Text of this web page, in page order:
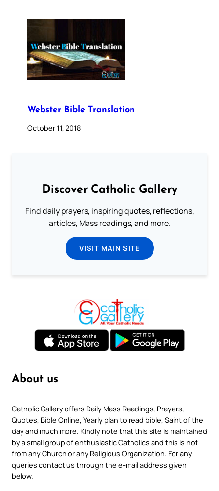
Webster Bible Translation
October 11, 2018
Discover Catholic Gallery
Find daily prayers, inspiring quotes, reflections,
articles, Mass readings, and more.
VISIT MAIN SITE
About us
Catholic Gallery offers Daily Mass Readings, Prayers,
Quotes, Bible Online, Yearly plan to read bible, Saint of the
day and much more. Kindly note that this site is maintained
by a small group of enthusiastic Catholics and this is not
from any Church or any Religious Organization. For any
queries contact us through the e-mail address given
below.